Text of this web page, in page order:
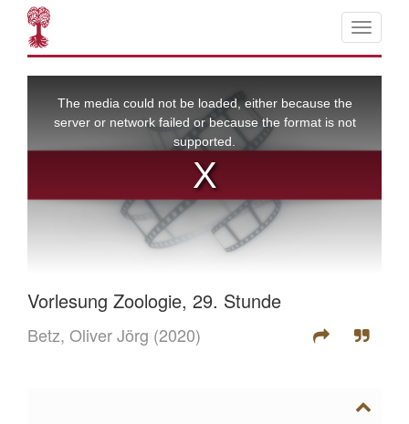
Vorlesung Zoologie, 29. Stunde
Betz, Oliver Jörg (2020)